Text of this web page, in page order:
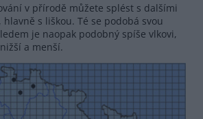
v přírodě můžete splést s dalšími
s liškou. Té se podobá svou
je naopak podobný spíše vlkovi,
a menší.